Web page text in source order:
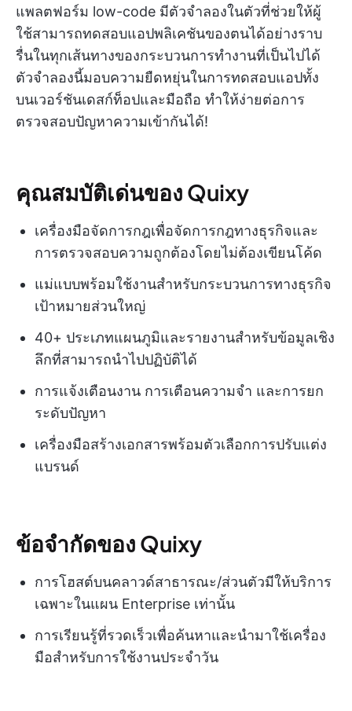
แพลตฟอร์ม low-code มีตัวจำลองในตัวที่ช่วยให้ผู้
ใช้สามารถทดสอบแอปพลิเคชันของตนได้อย่างราบ
รื่นในทุกเส้นทางของกระบวนการทำงานที่เป็นไปได้
ตัวจำลองนี้มอบความยืดหยุ่นในการทดสอบแอปทั้ง
บนเวอร์ชันเดสก์ท็อปและมือถือ ทำให้ง่ายต่อการ
ตรวจสอบปัญหาความเข้ากันได้!
คุณสมบัติเด่นของ Quixy
เครื่องมือจัดการกฎเพื่อจัดการกฎทางธุรกิจและ
การตรวจสอบความถูกต้องโดยไม่ต้องเขียนโค้ด
แม่แบบพร้อมใช้งานสำหรับกระบวนการทางธุรกิจ
เป้าหมายส่วนใหญ่
40+ ประเภทแผนภูมิและรายงานสำหรับข้อมูลเชิง
ลึกที่สามารถนำไปปฏิบัติได้
การแจ้งเตือนงาน การเตือนความจำ และการยก
ระดับปัญหา
เครื่องมือสร้างเอกสารพร้อมตัวเลือกการปรับแต่ง
แบรนด์
ข้อจำกัดของ Quixy
การโฮสต์บนคลาวด์สาธารณะ/ส่วนตัวมีให้บริการ
เฉพาะในแผน Enterprise เท่านั้น
การเรียนรู้ที่รวดเร็วเพื่อค้นหาและนำมาใช้เครื่อง
มือสำหรับการใช้งานประจำวัน